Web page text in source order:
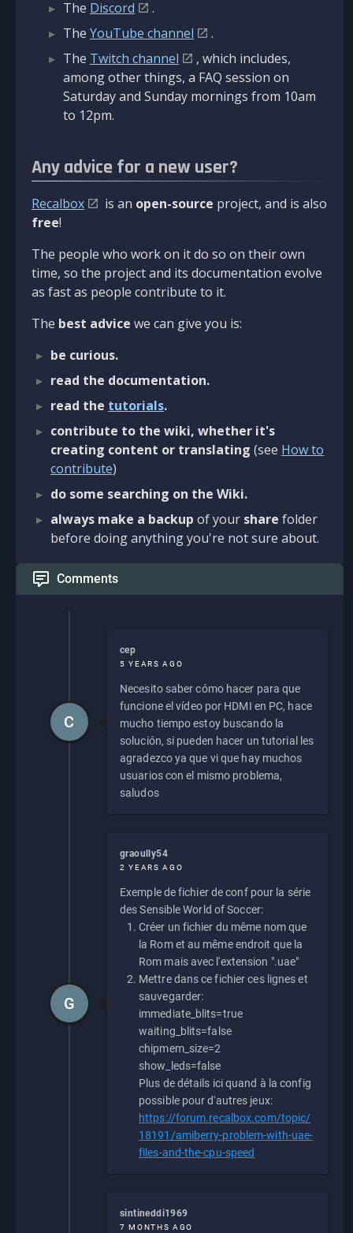
The Discord
.
The YouTube channel
.
The Twitch channel
, which includes,
among other things, a FAQ session on
Saturday and Sunday mornings from 10am
to 12pm.
Any advice for a new user?
Recalbox is an open-source project, and is also
free!
The people who work on it do so on their own
time, so the project and its documentation evolve
as fast as people contribute to it.
The best advice we can give you is:
be curious.
read the documentation.
read the tutorials.
contribute to the wiki, whether it's
creating content or translating (see How to
contribute)
do some searching on the Wiki.
always make a backup of your share folder
before doing anything you're not sure about.
Comments
cep
5 YEARS AGO
Necesito saber cómo hacer para que
funcione el vídeo por HDMI en PC, hace
mucho tiempo estoy buscando la
solución, si pueden hacer un tutorial les
agradezco ya que vi que hay muchos
usuarios con el mismo problema,
saludos
C
graoully54
2 YEARS AGO
Exemple de fichier de conf pour la série
des Sensible World of Soccer:
Créer un fichier du même nom que
la Rom et au même endroit que la
Rom mais avec l'extension ".uae"
Mettre dans ce fichier ces lignes et
sauvegarder:
immediate_blits=true
waiting_blits=false
chipmem_size=2
show_leds=false
Plus de détails ici quand à la config
possible pour d'autres jeux:
https://forum.recalbox.com/topic/
18191/amiberry-problem-with-uae-
files-and-the-cpu-speed
G
sintineddi1969
7 MONTHS AGO